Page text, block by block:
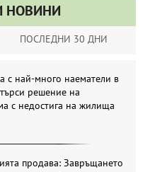
НОВИНИ
ПОСЛЕДНИ 30 ДНИ
с най-много наематели в
решение на
с недостига на жилища
продава: Завръщането